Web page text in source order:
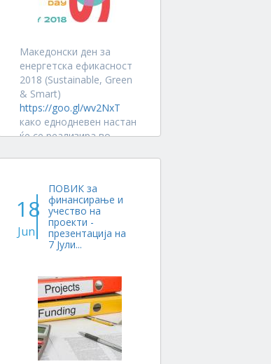
Македонски ден за
енергетска ефикасност
2018 (Sustainable, Green
& Smart)
https://goo.gl/wv2NxT
како еднодневен настан
ќе се реализира во
Мал Бизнис на РМ и
Здружението...
18
Jun
ПОВИК за
финансирање и
учество на
проекти -
презентација на
7 Јули...